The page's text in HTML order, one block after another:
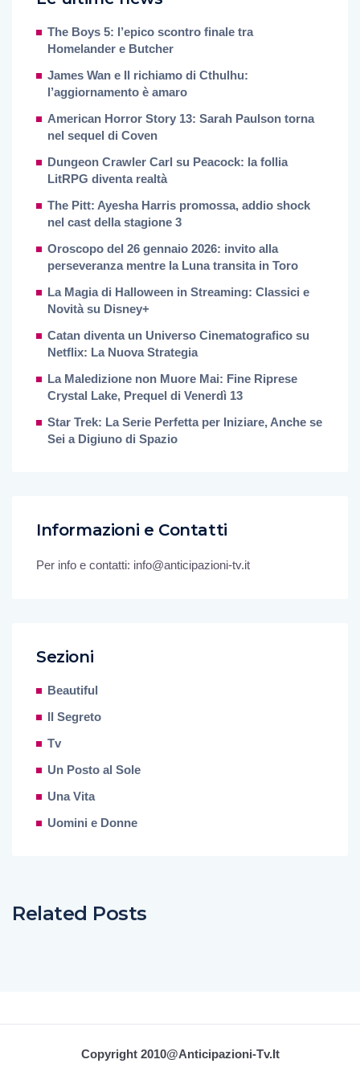
The Boys 5: l’epico scontro finale tra
Homelander e Butcher
James Wan e Il richiamo di Cthulhu:
l’aggiornamento è amaro
American Horror Story 13: Sarah Paulson torna
nel sequel di Coven
Dungeon Crawler Carl su Peacock: la follia
LitRPG diventa realtà
The Pitt: Ayesha Harris promossa, addio shock
nel cast della stagione 3
Oroscopo del 26 gennaio 2026: invito alla
perseveranza mentre la Luna transita in Toro
La Magia di Halloween in Streaming: Classici e
Novità su Disney+
Catan diventa un Universo Cinematografico su
Netflix: La Nuova Strategia
La Maledizione non Muore Mai: Fine Riprese
Crystal Lake, Prequel di Venerdì 13
Star Trek: La Serie Perfetta per Iniziare, Anche se
Sei a Digiuno di Spazio
Informazioni e Contatti
Per info e contatti: info@anticipazioni-tv.it
Sezioni
Beautiful
Il Segreto
Tv
Un Posto al Sole
Una Vita
Uomini e Donne
Related Posts
Copyright 2010@Anticipazioni-Tv.it